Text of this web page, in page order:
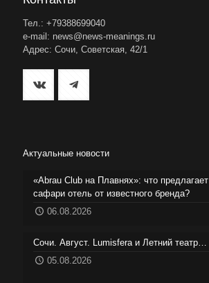
Тел.: +79388699040
e-mail: news@news-meanings.ru
Адрес: Сочи, Советская, 42/1
Актуальные новости
«Abrau Club на Плавнях»: что предлагает
сафари отель от известного бренда?
06.08.2026
Сочи. Август. Lumisfera и Летний театр…
05.08.2026